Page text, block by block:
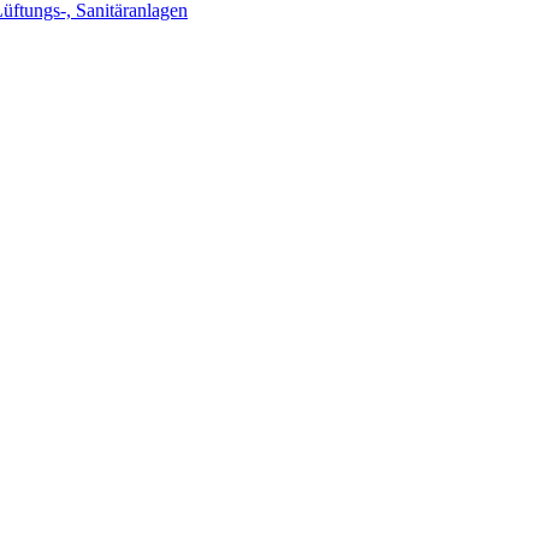
, Sanitäranlagen